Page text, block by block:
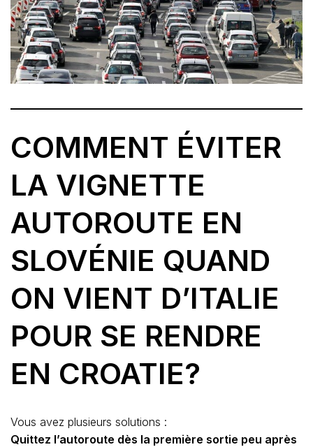
COMMENT ÉVITER
LA VIGNETTE
AUTOROUTE EN
SLOVÉNIE QUAND
ON VIENT D’ITALIE
POUR SE RENDRE
EN CROATIE?
Vous avez plusieurs solutions :
Quittez l’autoroute dès la première sortie peu après